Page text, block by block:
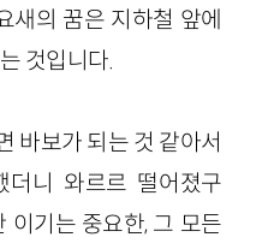
새의 꿈은 지하철 앞에
것입니다.
바보가 되는 것 같아서
더니 와르르 떨어졌구
이기는 중요한, 그 모든